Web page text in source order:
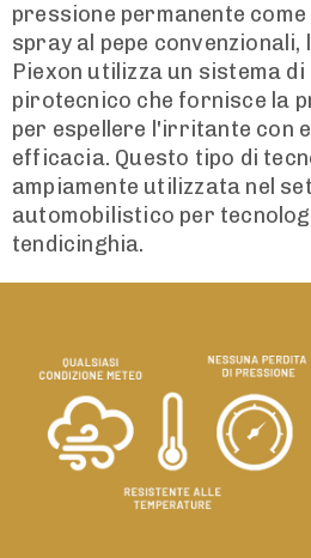
pressione permanente
spray al pepe
Piexon utilizza un sistema
pirotecnico che fornisce la
per espellere l'irritante con
efficacia. Questo tipo di
ampiamente utilizzata nel
automobilistico per
tendicinghia.